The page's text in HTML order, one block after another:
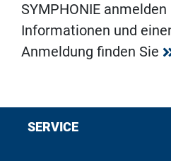
SYMPHONIE
Informationen und
Anmeldung finden Sie
SERVICE